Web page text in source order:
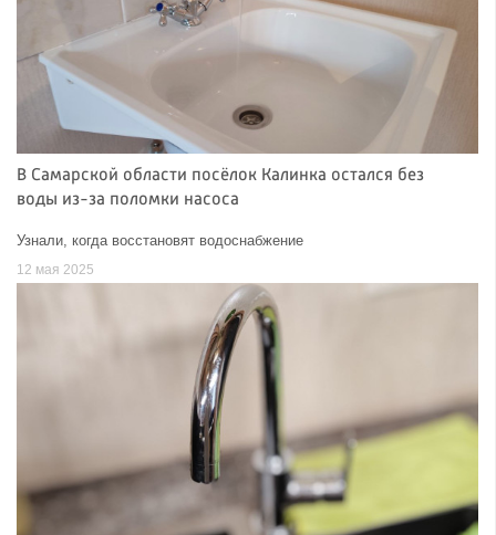
В Самарской области посёлок Калинка остался без
воды из-за поломки насоса
Узнали, когда восстановят водоснабжение
12 мая 2025